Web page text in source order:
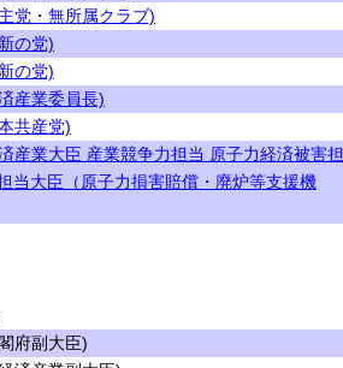
党・無所属クラブ)
の党)
の党)
産業委員長)
共産党)
産業大臣 産業競争力担当 原子力経済被害担
当大臣（原子力損害賠償・廃炉等支援機
府副大臣)